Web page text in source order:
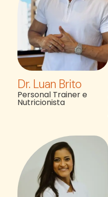
Dr. Luan Brito
Personal Trainer e
Nutricionista